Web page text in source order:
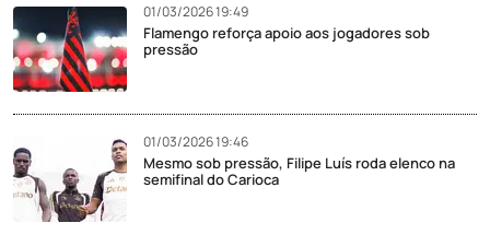
01/03/2026 19:49
Flamengo reforça apoio aos jogadores sob
pressão
01/03/2026 19:46
Mesmo sob pressão, Filipe Luís roda elenco na
semifinal do Carioca